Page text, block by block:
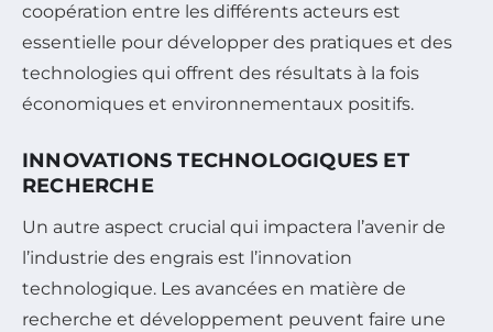
coopération entre les différents acteurs est
essentielle pour développer des pratiques et des
technologies qui offrent des résultats à la fois
économiques et environnementaux positifs.
INNOVATIONS TECHNOLOGIQUES ET
RECHERCHE
Un autre aspect crucial qui impactera l’avenir de
l’industrie des engrais est l’innovation
technologique. Les avancées en matière de
recherche et développement peuvent faire une